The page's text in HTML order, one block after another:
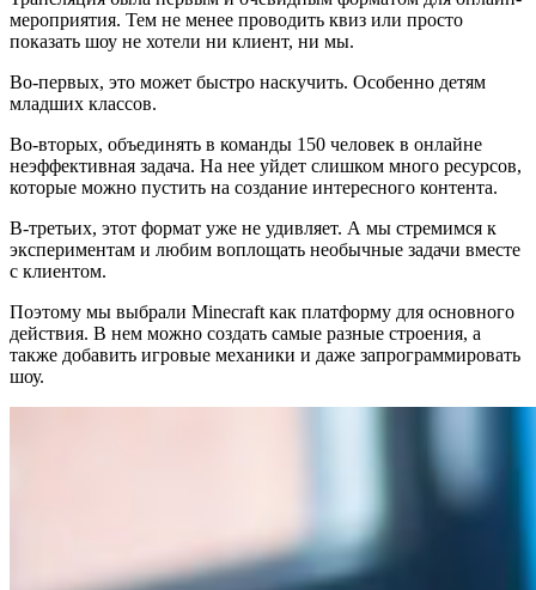
мероприятия. Тем не менее проводить квиз или просто
показать шоу не хотели ни клиент, ни мы.
Во-первых, это может быстро наскучить. Особенно детям
младших классов.
Во-вторых, объединять в команды 150 человек в онлайне
неэффективная задача. На нее уйдет слишком много ресурсов,
которые можно пустить на создание интересного контента.
В-третьих, этот формат уже не удивляет. А мы стремимся к
экспериментам и любим воплощать необычные задачи вместе
с клиентом.
Поэтому мы выбрали Minecraft как платформу для основного
действия. В нем можно создать самые разные строения, а
также добавить игровые механики и даже запрограммировать
шоу.